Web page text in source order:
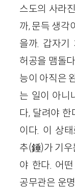
스도의 사라
까, 문득 생각
을까. 갑자기
허공을 맴돌
능이 아직은
는 일이 아니
다, 달려야 한
이다. 이 상
추(錘)가 기
야 한다. 어
공무관은 운